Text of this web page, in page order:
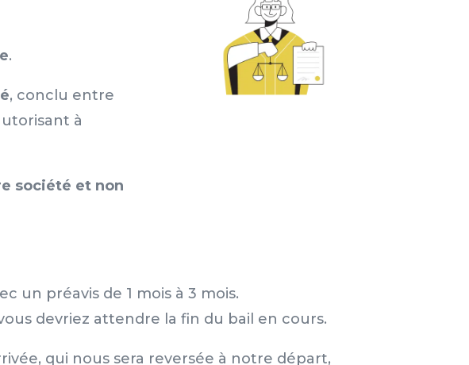
.
, conclu entre
à
société et non
un préavis de 1 mois à 3 mois.
devriez attendre la fin du bail en cours.
qui nous sera reversée à notre départ,